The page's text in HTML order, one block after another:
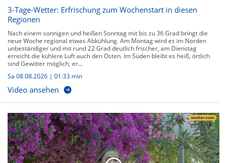
3-Tage-Wetter: Erfrischung zum Wochenstart in diesen
Regionen
Nach einem sonnigen und heißen Sonntag mit bis zu 36 Grad bringt die
neue Woche regional etwas Abkühlung. Am Montag wird es im Norden
unbeständiger und mit rund 22 Grad deutlich frischer, am Dienstag
erreicht die kühlere Luft auch den Osten. Im Süden bleibt es heiß, örtlich
sind Gewitter möglich, er...
Sa 08.08.2026 | 01:33 min
Video ansehen